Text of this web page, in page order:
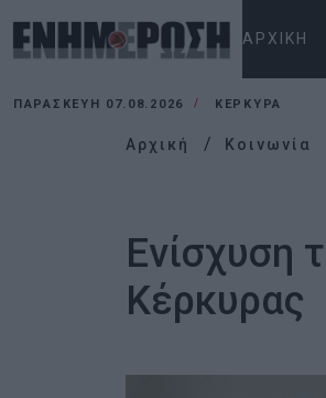
ΑΡΧΙΚΉ
ΠΑΡΑΣΚΕΥΉ 07.08.2026 ΚΕΡΚΥΡΑ
Αρχική Κοινωνία
Ενίσχυση
Κέρκυρας